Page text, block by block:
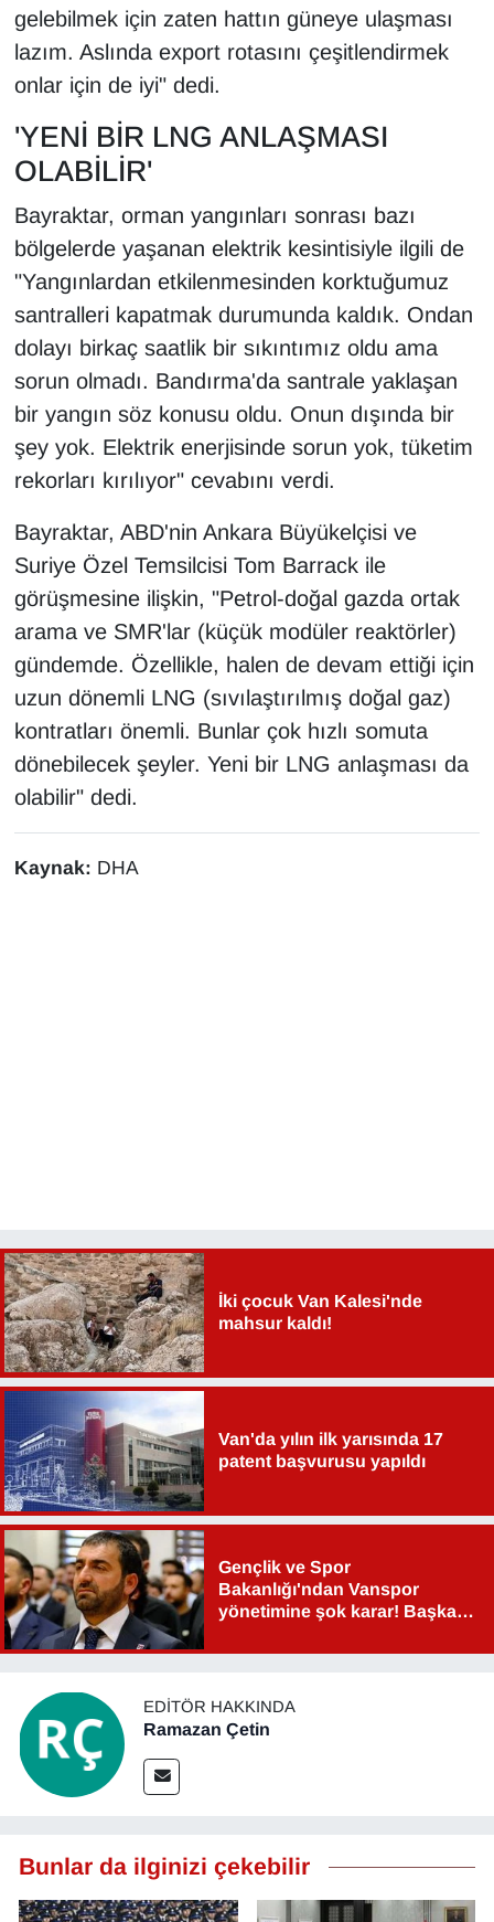
gelebilmek için zaten hattın güneye ulaşması
lazım. Aslında export rotasını çeşitlendirmek
onlar için de iyi" dedi.
'YENİ BİR LNG ANLAŞMASI
OLABİLİR'
Bayraktar, orman yangınları sonrası bazı
bölgelerde yaşanan elektrik kesintisiyle ilgili de
"Yangınlardan etkilenmesinden korktuğumuz
santralleri kapatmak durumunda kaldık. Ondan
dolayı birkaç saatlik bir sıkıntımız oldu ama
sorun olmadı. Bandırma'da santrale yaklaşan
bir yangın söz konusu oldu. Onun dışında bir
şey yok. Elektrik enerjisinde sorun yok, tüketim
rekorları kırılıyor" cevabını verdi.
Bayraktar, ABD'nin Ankara Büyükelçisi ve
Suriye Özel Temsilcisi Tom Barrack ile
görüşmesine ilişkin, "Petrol-doğal gazda ortak
arama ve SMR'lar (küçük modüler reaktörler)
gündemde. Özellikle, halen de devam ettiği için
uzun dönemli LNG (sıvılaştırılmış doğal gaz)
kontratları önemli. Bunlar çok hızlı somuta
dönebilecek şeyler. Yeni bir LNG anlaşması da
olabilir" dedi.
Kaynak: DHA
İki çocuk Van Kalesi'nde
mahsur kaldı!
Van'da yılın ilk yarısında 17
patent başvurusu yapıldı
Gençlik ve Spor
Bakanlığı'ndan Vanspor
yönetimine şok karar! Başkan
EDITÖR HAKKINDA
Ramazan Çetin
Bunlar da ilginizi çekebilir
SİYASET
SPOR
TEBRİK
TEKNOLOJİ
Turizm
VAN'DA SPOR
Vasıta
YAŞAM
YEREL